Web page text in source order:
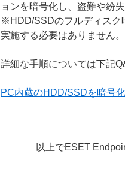
ョンを暗号化し、盗難や紛
※HDD/SSDのフルディスク
実施する必要はありません。
詳細な手順については下記
PC内蔵のHDD/SSDを暗号
以上でESET